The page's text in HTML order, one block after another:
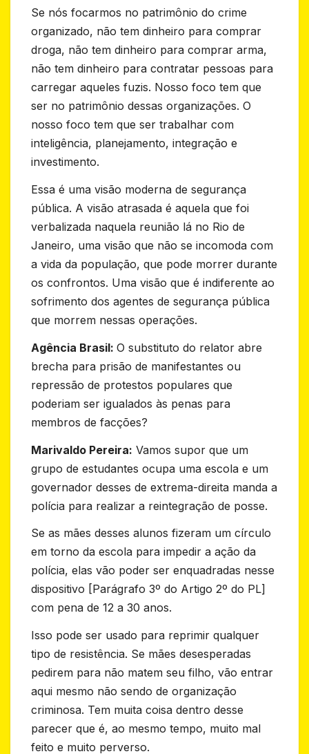
Se nós focarmos no patrimônio do crime
organizado, não tem dinheiro para comprar
droga, não tem dinheiro para comprar arma,
não tem dinheiro para contratar pessoas para
carregar aqueles fuzis. Nosso foco tem que
ser no patrimônio dessas organizações. O
nosso foco tem que ser trabalhar com
inteligência, planejamento, integração e
investimento.
Essa é uma visão moderna de segurança
pública. A visão atrasada é aquela que foi
verbalizada naquela reunião lá no Rio de
Janeiro, uma visão que não se incomoda com
a vida da população, que pode morrer durante
os confrontos. Uma visão que é indiferente ao
sofrimento dos agentes de segurança pública
que morrem nessas operações.
Agência Brasil: O substituto do relator abre
brecha para prisão de manifestantes ou
repressão de protestos populares que
poderiam ser igualados às penas para
membros de facções?
Marivaldo Pereira: Vamos supor que um
grupo de estudantes ocupa uma escola e um
governador desses de extrema-direita manda a
polícia para realizar a reintegração de posse.
Se as mães desses alunos fizeram um círculo
em torno da escola para impedir a ação da
polícia, elas vão poder ser enquadradas nesse
dispositivo [Parágrafo 3º do Artigo 2º do PL]
com pena de 12 a 30 anos.
Isso pode ser usado para reprimir qualquer
tipo de resistência. Se mães desesperadas
pedirem para não matem seu filho, vão entrar
aqui mesmo não sendo de organização
criminosa. Tem muita coisa dentro desse
parecer que é, ao mesmo tempo, muito mal
feito e muito perverso.